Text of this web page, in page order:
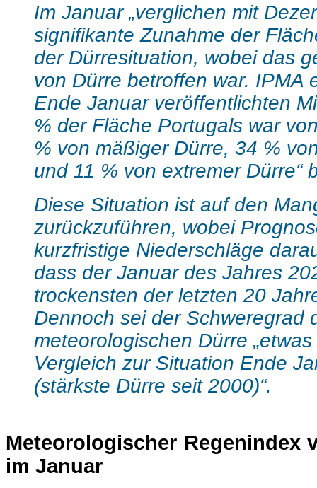
Im Januar „verglichen mit
signifikante Zunahme der
der Dürresituation, wobei das
von Dürre betroffen war. IPMA
Ende Januar veröffentlichten
% der Fläche Portugals war
% von mäßiger Dürre, 34 %
und 11 % von extremer Dürre“
Diese Situation ist auf den
zurückzuführen, wobei
kurzfristige Niederschläge
dass der Januar des Jahres
trockensten der letzten 20
Dennoch sei der Schweregrad
meteorologischen Dürre
Vergleich zur Situation Ende
(stärkste Dürre seit 2000)“.
Meteorologischer Regenindex
im Januar